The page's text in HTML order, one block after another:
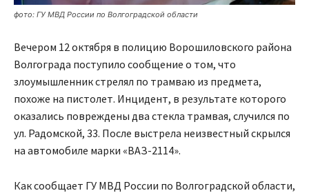
фото: ГУ МВД России по Волгоградской области
Вечером 12 октября в полицию Ворошиловского района
Волгограда поступило сообщение о том, что
злоумышленник стрелял по трамваю из предмета,
похоже на пистолет. Инцидент, в результате которого
оказались повреждены два стекла трамвая, случился по
ул. Радомской, 33. После выстрела неизвестный скрылся
на автомобиле марки «ВАЗ-2114».
Как сообщает ГУ МВД России по Волгоградской области,